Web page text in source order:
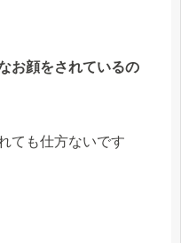
お顔をされているの
ても仕方ないです